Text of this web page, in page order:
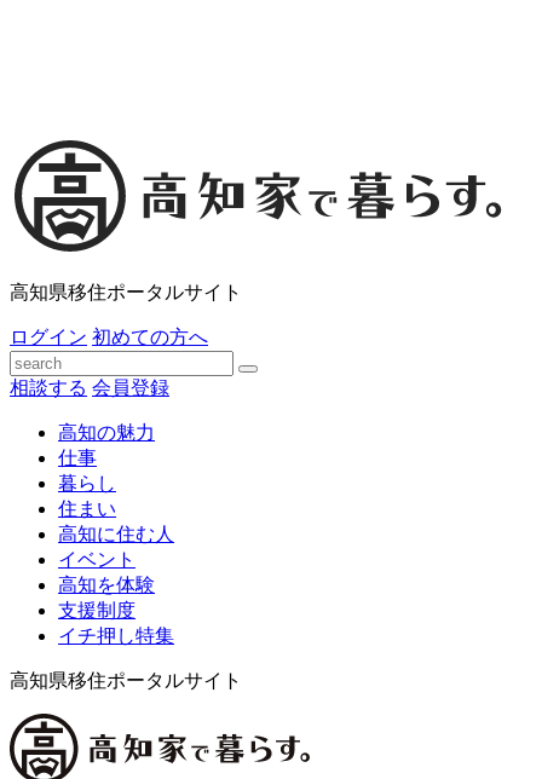
高知県移住ポータルサイト
ログイン 初めての方へ
相談する 会員登録
高知の魅力
仕事
暮らし
住まい
高知に住む人
イベント
高知を体験
支援制度
イチ押し特集
高知県移住ポータルサイト